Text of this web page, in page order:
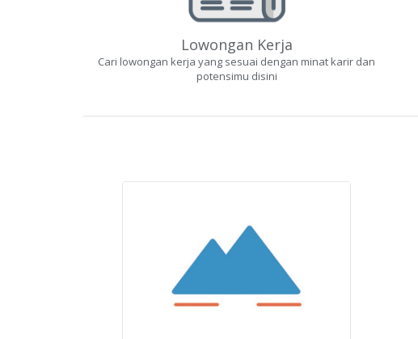
Lowongan Kerja
Cari lowongan kerja yang sesuai dengan minat karir dan
potensimu disini